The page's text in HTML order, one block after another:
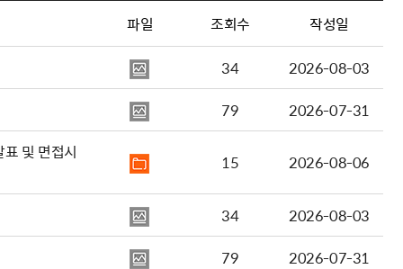
파일 조회수 작성일
34
2026-08-03
79
2026-07-31
및 면접시
15 2026-08-06
34
2026-08-03
79
2026-07-31